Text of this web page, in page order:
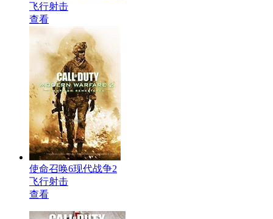
飞行射击
查看
使命召唤6现代战争2
飞行射击
查看